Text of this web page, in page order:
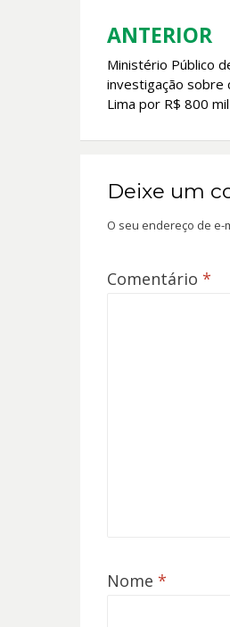
Navegação
de
Post
ANTERIOR
Ministério Público
investigação sobre
Lima por R$ 800 mil
Deixe um
O seu endereço de
Comentário *
Nome *